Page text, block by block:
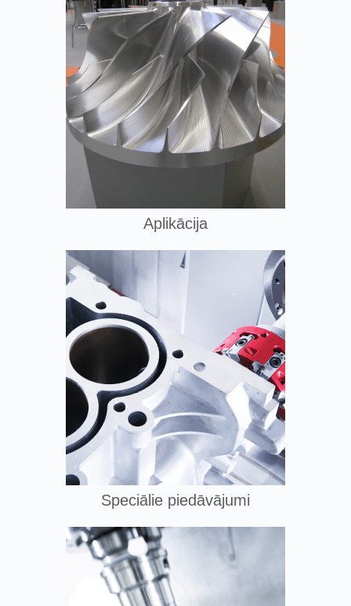
Aplikācija
Speciālie piedāvājumi